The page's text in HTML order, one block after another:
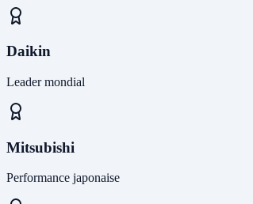
Daikin
Leader mondial
Mitsubishi
Performance japonaise